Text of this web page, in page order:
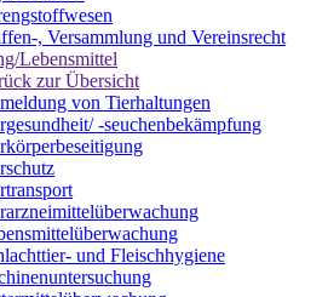
, Versammlung und Vereinsrecht
Lebensmittel
zur Übersicht
von Tierhaltungen
-seuchenbekämpfung
und Fleischhygiene